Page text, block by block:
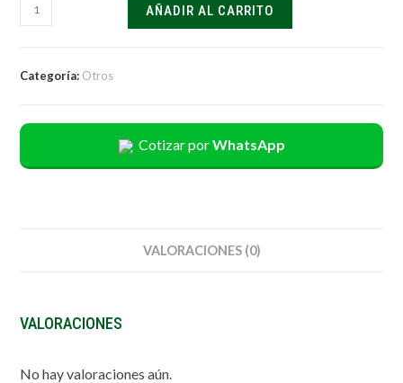
AÑADIR AL CARRITO
Categoría: Otros
Cotizar porWhatsApp
VALORACIONES (0)
VALORACIONES
No hay valoraciones aún.